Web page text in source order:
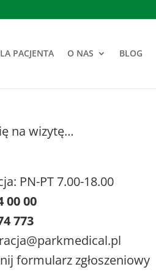
PACJENTA O NAS BLOG
na wizytę…
PN-PT 7.00-18.00
00 00
773
formularz zgłoszeniowy